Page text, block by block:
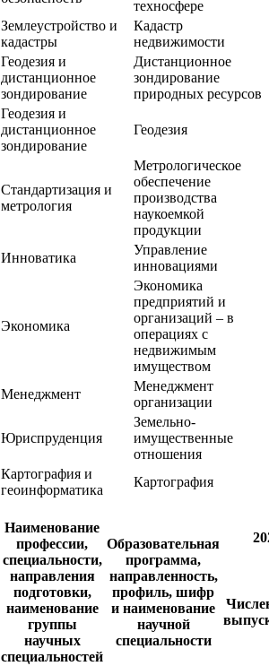
техносфере
Землеустройство и
кадастры
Кадастр
недвижимости
Геодезия и
дистанционное
зондирование
Дистанционное
зондирование
природных ресурсов
Геодезия и
дистанционное
зондирование
Геодезия
Стандартизация и
метрология
Метрологическое
обеспечение
производства
наукоемкой
продукции
Инноватика
Управление
инновациями
Экономика
Экономика
предприятий и
организаций – в
операциях с
недвижимым
имуществом
Менеджмент
Менеджмент
организации
Юриспруденция
Земельно-
имущественные
отношения
Картография и
геоинформатика
Картография
Наименование
профессии,
специальности,
направления
подготовки,
наименование
группы
научных
специальностей
Образовательная
программа,
направленность,
профиль, шифр
и наименование
научной
специальности